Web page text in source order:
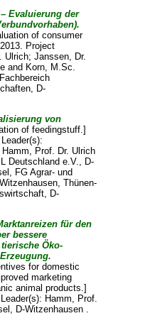
Evaluierung der
of consumer
Project
Ulrich; Janssen, Dr.
and Korn, M.Sc.
D-
von
of feedingstuff.]
Hamm, Prof. Dr. Ulrich
Deutschland e.V., D-
FG Agrar- und
Thünen-
D-
für den
bessere
Öko-
for domestic
marketing
animal products.]
Hamm, Prof.
D-Witzenhausen .